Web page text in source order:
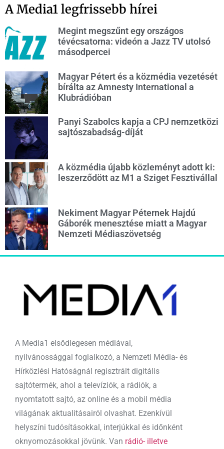
A Media1 legfrissebb hírei
Megint megszűnt egy országos
tévécsatorna: videón a Jazz TV utolsó
másodpercei
Magyar Pétert és a közmédia vezetését
bírálta az Amnesty International a
Klubrádióban
Panyi Szabolcs kapja a CPJ nemzetközi
sajtószabadság-díját
A közmédia újabb közleményt adott ki:
leszerződött az M1 a Sziget Fesztivállal
Nekiment Magyar Péternek Hajdú
Gáborék menesztése miatt a Magyar
Nemzeti Médiaszövetség
A Media1 elsődlegesen médiával,
nyilvánossággal foglalkozó, a Nemzeti Média- és
Hírközlési Hatóságnál regisztrált digitális
sajtótermék, ahol a televíziók, a rádiók, a
nyomtatott sajtó, az online és a mobil média
világának aktualitásairól olvashat. Ezenkívül
helyszíni tudósításokkal, interjúkkal és időnként
oknyomozásokkal jövünk. Van rádió- illetve